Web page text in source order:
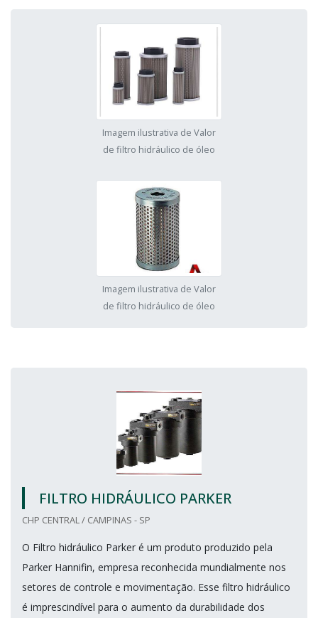
Imagem ilustrativa de Valor
de filtro hidráulico de óleo
Imagem ilustrativa de Valor
de filtro hidráulico de óleo
FILTRO HIDRÁULICO PARKER
CHP CENTRAL / CAMPINAS - SP
O Filtro hidráulico Parker é um produto produzido pela
Parker Hannifin, empresa reconhecida mundialmente nos
setores de controle e movimentação. Esse filtro hidráulico
é imprescindível para o aumento da durabilidade dos